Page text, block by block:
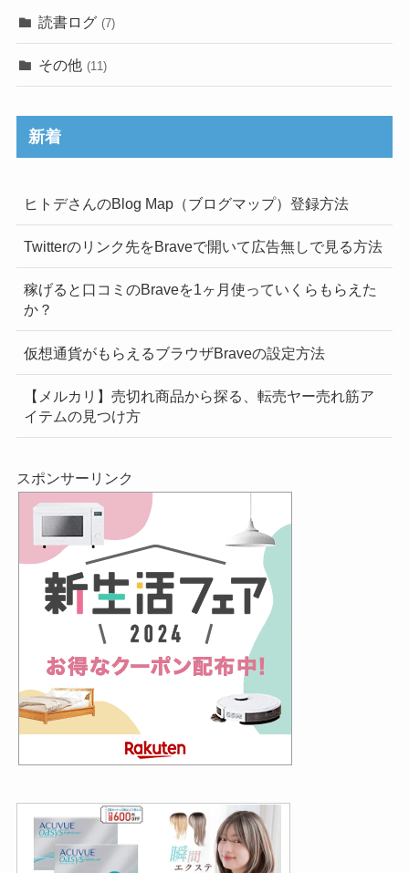
読書ログ (7)
その他 (11)
新着
ヒトデさんのBlog Map（ブログマップ）登録方法
Twitterのリンク先をBraveで開いて広告無しで見る方法
稼げると口コミのBraveを1ヶ月使っていくらもらえた
か？
仮想通貨がもらえるブラウザBraveの設定方法
【メルカリ】売切れ商品から探る、転売ヤー売れ筋ア
イテムの見つけ方
スポンサーリンク